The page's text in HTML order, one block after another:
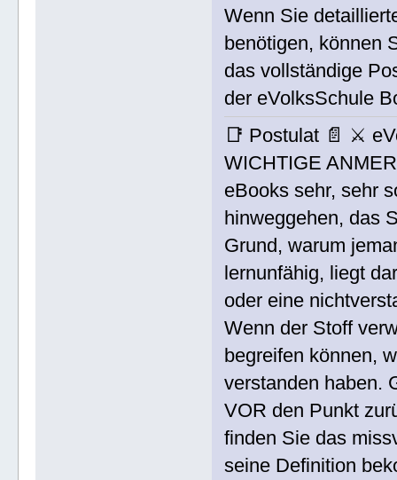
Wenn Sie
benötigen, können
das vollständige
der eVolksSchule
📑 Postulat 📄 ⚔
WICHTIGE
eBooks sehr, sehr
hinweggehen, das
Grund, warum
lernunfähig, liegt
oder eine
Wenn der Stoff
begreifen können,
verstanden haben.
VOR den Punkt
finden Sie das
seine Definition